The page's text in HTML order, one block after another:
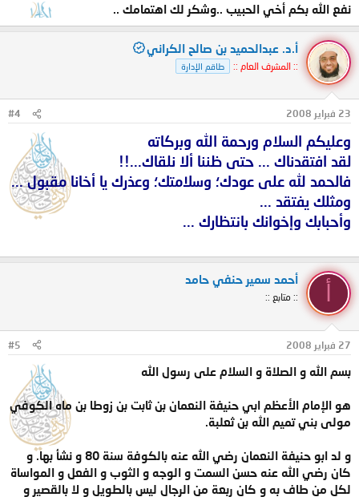
نفع الله بكم أخي الحبيب ..وشكر لك اهتمامك ..
أ.د. عبدالحميد بن صالح الكراني
:: المشرف العام :: طاقم الإدارة
23 فبراير 2008 #4
وعليكم السلام ورحمة الله وبركاته
لقد افتقدناك ... حتى ظننا ألا نلقاك...!!
فالحمد لله على عودك؛ وسلامتك؛ وعذرك يا أخانا مقبول ...
ومثلك يفتقد ...
وأحبابك وإخوانك بانتظارك ...
أحمد سمير حنفي حامد
:: متابع ::
27 فبراير 2008 #5
بسم الله و الصلاة و السلام على رسول الله
هو الإمام الأعظم ابي حنيفة النعمان بن ثابت بن زوطا بن ماه الكوفي
مولى بني تميم الله بن ثعلبة.
و لد ابو حنيفة النعمان رضي الله عنه بالكوفة سنة 80 و نشأ بها. و
كان رضي الله عنه حسن السمت و الوجه و الثوب و الفعل و المواساة
لكل من طاف به و كان ربعة من الرجال ليس بالطويل و لا بالقصير و